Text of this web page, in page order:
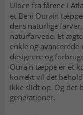
Ulden fra fårene i
et Beni Ourain
dens naturlige
naturfarvede. Et
enkle og
designere og
Ourain tæppe er et
korrekt vil det
ikke slidt op. Og det
generationer.